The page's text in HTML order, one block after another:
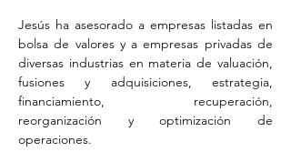
Jesús ha asesorado a empresas listadas en
bolsa de valores y a empresas privadas de
diversas industrias en materia de valuación,
fusiones y adquisiciones, estrategia,
financiamiento, recuperación,
reorganización y optimización de
operaciones.